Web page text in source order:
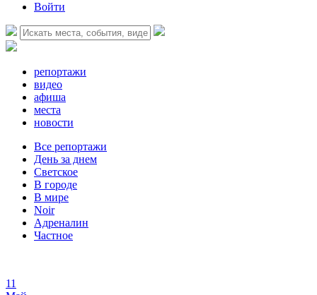
Войти
репортажи
видео
афиша
места
новости
Все репортажи
День за днем
Светское
В городе
В мире
Noir
Адреналин
Частное
11